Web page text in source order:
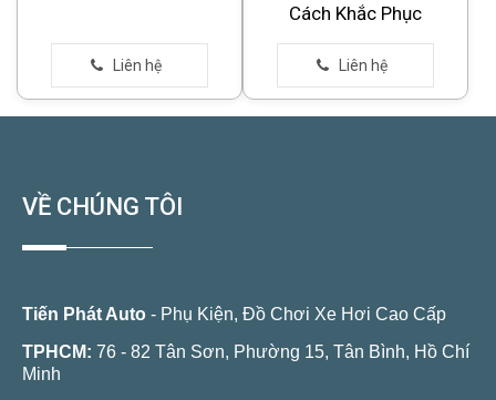
Cách Khắc Phục
VỀ CHÚNG TÔI
Tiến Phát Auto - Phụ Kiện, Đồ Chơi Xe Hơi Cao Cấp
TPHCM: 76 - 82 Tân Sơn, Phường 15, Tân Bình, Hồ Chí
Minh